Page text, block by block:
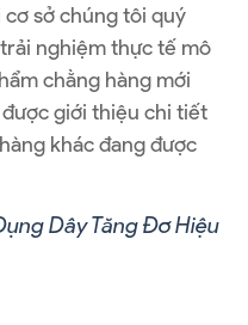
sở chúng tôi quý
nghiệm thực tế mô
chằng hàng mới
giới thiệu chi tiết
khác đang được
Dây Tăng Đơ Hiệu